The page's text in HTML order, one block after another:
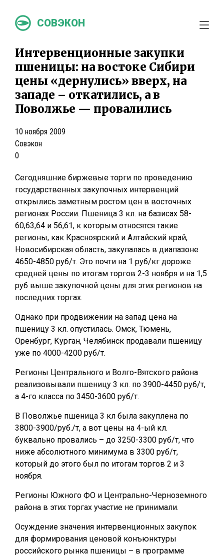
СОВЭКОН
Интервенционные закупки
пшеницы: на востоке Сибири
цены «дернулись» вверх, на
западе – откатились, а в
Поволжье — провалились
10 ноября 2009
Совэкон
0
Сегодняшние биржевые торги по проведению
государственных закупочных интервенций
открылись заметным ростом цен в восточных
регионах России. Пшеница 3 кл. на базисах 58-
60,63,64 и 56,61, к которым относятся такие
регионы, как Красноярский и Алтайский край,
Новосибирская область, закупалась в диапазоне
4650-4850 руб/т. Это почти на 1 руб/кг дороже
средней цены по итогам торгов 2-3 ноября и на 1,5
руб выше закупочной цены для этих регионов на
последних торгах.
Однако при продвижении на запад цена на
пшеницу 3 кл. опустилась. Омск, Тюмень,
Оренбург, Курган, Челябинск продавали пшеницу
уже по 4000-4200 руб/т.
Регионы Центрального и Волго-Вятского района
реализовывали пшеницу 3 кл. по 3900-4450 руб/т,
а 4-го класса по 3450-3600 руб/т.
В Поволжье пшеница 3 кл была закуплена по
3800-3900/руб./т, а вот цены на 4-ый кл.
буквально провались – до 3250-3300 руб/т, что
ниже абсолютного минимума в 3300 руб/т,
который до этого был по итогам торгов 2 и 3
ноября.
Регионы Южного ФО и Центрально-Черноземного
района в этих торгах участие не принимали.
Осуждение значения интервенционных закупок
для формирования ценовой конъюнктуры
российского рынка пшеницы – в программе